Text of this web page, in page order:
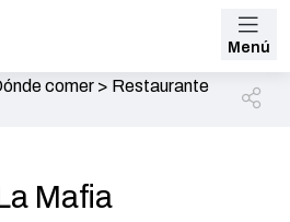
Menú
comer> Restaurante
Mafia